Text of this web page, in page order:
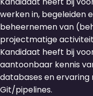
werken in, begeleiden
beheernemen van
projectmatige
Kandidaat heeft bij
aantoonbaar kennis
databases en ervaring
Git/pipelines.